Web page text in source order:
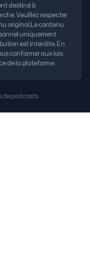
destiné à
Veuillez respecter
original.Le contenu
uniquement.
est interdite. En
conformer aux lois
de la plateforme.
de podcasts